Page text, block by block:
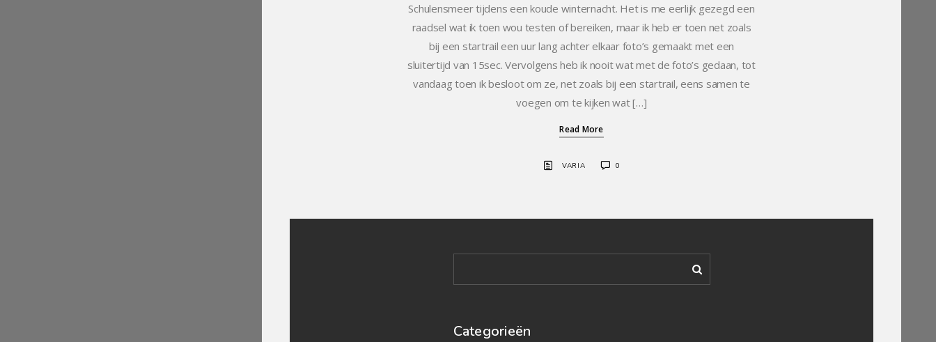
Schulensmeer tijdens een koude winternacht. Het is me eerlijk gezegd een
raadsel wat ik toen wou testen of bereiken, maar ik heb er toen net zoals
bij een startrail een uur lang achter elkaar foto’s gemaakt met een
sluitertijd van 15sec. Vervolgens heb ik nooit wat met de foto’s gedaan, tot
vandaag toen ik besloot om ze, net zoals bij een startrail, eens samen te
voegen om te kijken wat […]
Read More
VARIA 0
Categorieën